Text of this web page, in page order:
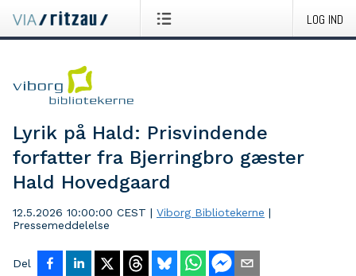
LOG IND
Lyrik på Hald: Prisvindende
forfatter fra Bjerringbro gæster
Hald Hovedgaard
12.5.2026 10:00:00 CEST | Viborg Bibliotekerne |
Pressemeddelelse
Del